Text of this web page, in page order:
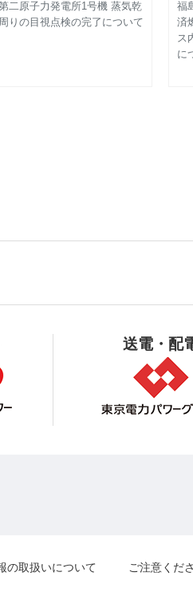
二原子力発電所1号機 蒸気乾
りの目視点検の完了について
福
済
ス
に
送電・配
の取扱いについて ご注意くだ